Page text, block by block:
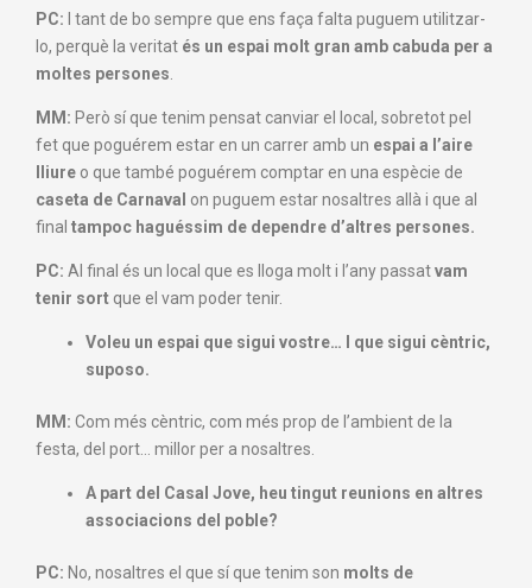
PC: I tant de bo sempre que ens faça falta puguem utilitzar-
lo, perquè la veritat és un espai molt gran amb cabuda per a
moltes persones
MM: Però sí que tenim pensat canviar el local, sobretot pel
fet que poguérem estar en un carrer amb un espai a l’aire
lliure o que també poguérem comptar en una espècie de
caseta de Carnaval on puguem estar nosaltres allà i que al
final tampoc haguéssim de dependre d’altres persones.
PC: Al final és un local que es lloga molt i l’any passatvam
tenir sort que el vam poder tenir.
Voleu un espai que sigui vostre… I que sigui cèntric,
suposo.
MM: Com més cèntric, com més prop de l’ambient de la
festa, del port… millor per a nosaltres.
A part del Casal Jove, heu tingut reunions en altres
associacions del poble?
PC: No, nosaltres el que sí que tenim son molts de